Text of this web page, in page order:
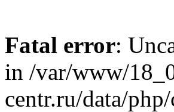
Fatal error:
in /var/www/
centr.ru/data/